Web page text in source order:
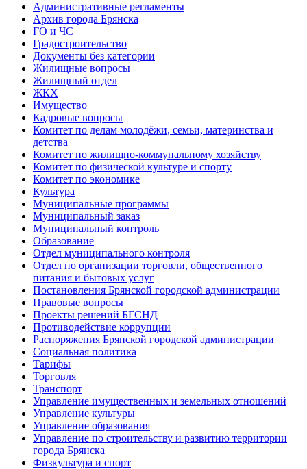
Административные регламенты
Архив города Брянска
ГО и ЧС
Градостроительство
Документы без категории
Жилищные вопросы
Жилищный отдел
ЖКХ
Имущество
Кадровые вопросы
Комитет по делам молодёжи, семьи, материнства и
детства
Комитет по жилищно-коммунальному хозяйству
Комитет по физической культуре и спорту
Комитет по экономике
Культура
Муниципальные программы
Муниципальный заказ
Муниципальный контроль
Образование
Отдел муниципального контроля
Отдел по организации торговли, общественного
питания и бытовых услуг
Постановления Брянской городской администрации
Правовые вопросы
Проекты решений БГСНД
Противодействие коррупции
Распоряжения Брянской городской администрации
Социальная политика
Тарифы
Торговля
Транспорт
Управление имущественных и земельных отношений
Управление культуры
Управление образования
Управление по строительству и развитию территории
города Брянска
Физкультура и спорт